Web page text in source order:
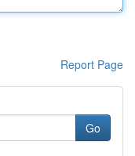
Report Page
Go